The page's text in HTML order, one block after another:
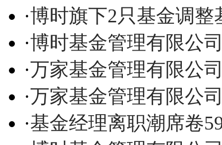
·博时旗下2只基金调整
·博时基金管理有限公
·万家基金管理有限公
·万家基金管理有限公
·基金经理离职潮席卷